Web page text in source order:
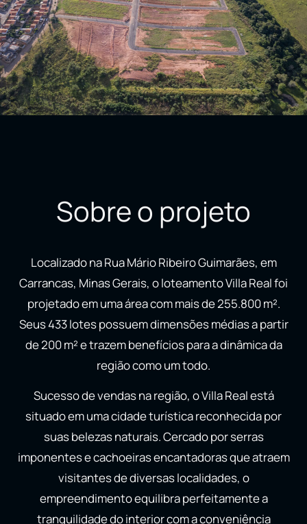
Sobre o projeto
Localizado na Rua Mário Ribeiro Guimarães, em
Carrancas, Minas Gerais, o loteamento Villa Real foi
projetado em uma área com mais de 255.800 m².
Seus 433 lotes possuem dimensões médias a partir
de 200 m² e trazem benefícios para a dinâmica da
região como um todo.
Sucesso de vendas na região, o Villa Real está
situado em uma cidade turística reconhecida por
suas belezas naturais. Cercado por serras
imponentes e cachoeiras encantadoras que atraem
visitantes de diversas localidades, o
empreendimento equilibra perfeitamente a
tranquilidade do interior com a conveniência